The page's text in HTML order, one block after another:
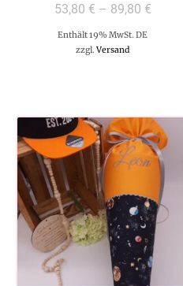
53,80 € – 89,80 €
Enthält 19% MwSt. DE
zzgl.Versand